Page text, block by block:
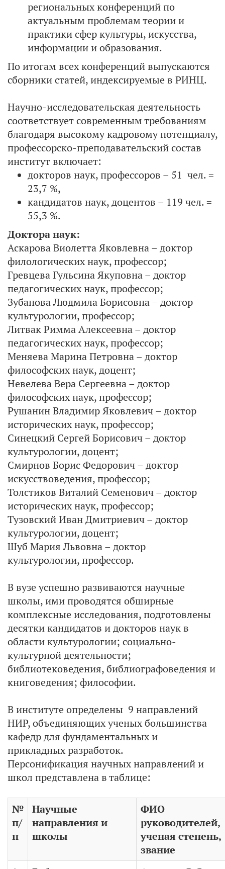
региональных конференций по
актуальным проблемам теории и
практики сфер культуры, искусства,
информации и образования.
По итогам всех конференций выпускаются
сборники статей, индексируемые в РИНЦ.
Научно-исследовательская деятельность
соответствует современным требованиям
благодаря высокому кадровому потенциалу,
профессорско-преподавательский состав
институт включает:
докторов наук, профессоров – 51 чел. =
23,7 %,
кандидатов наук, доцентов – 119 чел. =
55,3 %.
Доктора наук:
Аскарова Виолетта Яковлевна – доктор
филологических наук, профессор;
Гревцева Гульсина Якуповна – доктор
педагогических наук, профессор;
Зубанова Людмила Борисовна – доктор
культурологии, профессор;
Литвак Римма Алексеевна – доктор
педагогических наук, профессор;
Меняева Марина Петровна – доктор
философских наук, доцент;
Невелева Вера Сергеевна – доктор
философских наук, профессор;
Рушанин Владимир Яковлевич – доктор
исторических наук, профессор;
Синецкий Сергей Борисович – доктор
культурологии, доцент;
Смирнов Борис Федорович – доктор
искусствоведения, профессор;
Толстиков Виталий Семенович – доктор
исторических наук, профессор;
Тузовский Иван Дмитриевич – доктор
культурологии, доцент;
Шуб Мария Львовна – доктор
культурологии, профессор.
В вузе успешно развиваются научные
школы, ими проводятся обширные
комплексные исследования, подготовлены
десятки кандидатов и докторов наук в
области культурологии; социально-
культурной деятельности;
библиотековедения, библиографоведения и
книговедения; философии.
В институте определены 9 направлений
НИР, объединяющих ученых большинства
кафедр для фундаментальных и
прикладных разработок.
Персонификация научных направлений и
школ представлена в таблице:
№
п/
п
Научные
направления и
школы
ФИО
руководителей,
ученая степень,
звание